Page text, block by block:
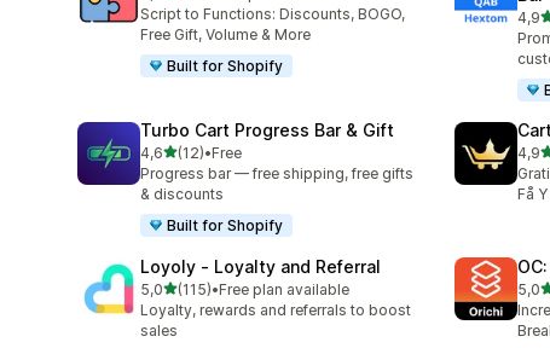
Script to Functions: Discounts, BOGO,
Free Gift, Volume & More
Built for Shopify
4,9
Turbo Cart Progress Bar & Gift
4,6av 5 stjerner
(12)
Totalt 12 omtaler
•Free
Progress bar — free shipping, free gifts
& discounts
Built for Shopify
4,9
Få Y
Loyoly ‑ Loyalty and Referral
5,0av 5 stjerner
(115)
Totalt 115 omtaler
•Free plan available
Loyalty, rewards and referrals to boost
sales
5,0